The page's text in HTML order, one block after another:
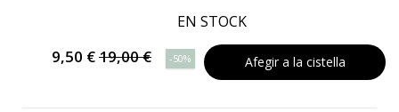
EN STOCK
9,50 €19,00 € -50% Afegir a la cistella